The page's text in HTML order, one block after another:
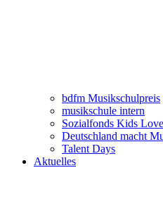
bdfm Musikschulpreis
musikschule intern
Sozialfonds Kids
Deutschland macht
Talent Days
Aktuelles